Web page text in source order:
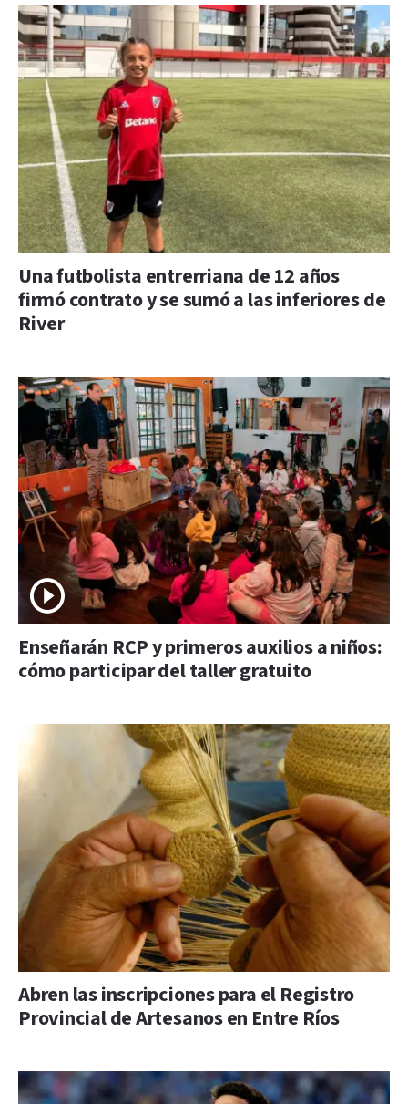
Una futbolista entrerriana de 12 años
firmó contrato y se sumó a las inferiores de
River
Enseñarán RCP y primeros auxilios a niños:
cómo participar del taller gratuito
Abren las inscripciones para el Registro
Provincial de Artesanos en Entre Ríos